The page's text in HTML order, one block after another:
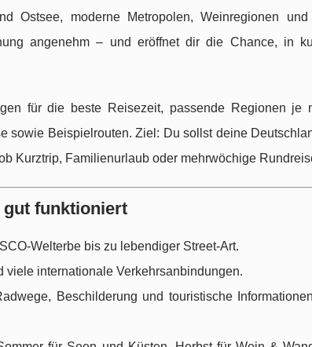
Ostsee, moderne Metropolen, Weinregionen
angenehm – und eröffnet dir die Chance, in
für die beste Reisezeit, passende Regionen je
sowie Beispielrouten. Ziel: Du sollst deine
Kurztrip, Familienurlaub oder mehrwöchige
gut funktioniert
Welterbe bis zu lebendiger Street-Art.
viele internationale Verkehrsanbindungen.
Beschilderung und touristische